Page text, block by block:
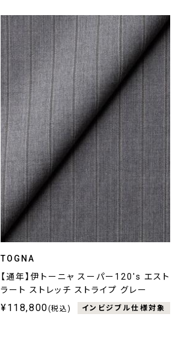
TOGNA
【通年】伊トーニャ スーパー120's エスト
ラート ストレッチ ストライプ グレー
¥118,800(税込) インビジブル仕様対象